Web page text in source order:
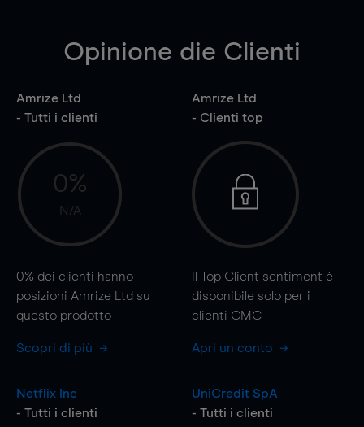
Opinione die Clienti
Amrize Ltd
- Tutti i clienti
0%
N/A
0% dei clienti hanno
posizioni Amrize Ltd su
questo prodotto
Scopri di più
Amrize Ltd
- Clienti top
Il Top Client sentiment è
disponibile solo per i
clienti CMC
Apri un conto
Netflix Inc
- Tutti i clienti
UniCredit SpA
- Tutti i clienti